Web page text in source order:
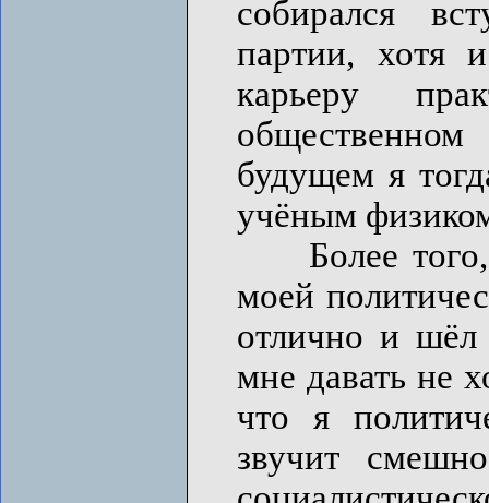
собирался
партии, хотя
карьеру
будущем я
учёным
Более того,
моей
отлично и шёл
мне давать не
что я
звучит